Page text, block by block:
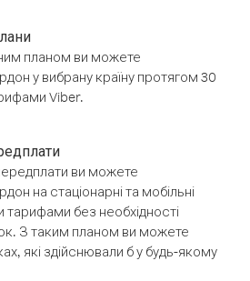
планом ви можете
у вибрану країну протягом 30
Viber.
ви можете
на стаціонарні та мобільні
без необхідності
З таким планом ви можете
які здійснювали б у будь-якому